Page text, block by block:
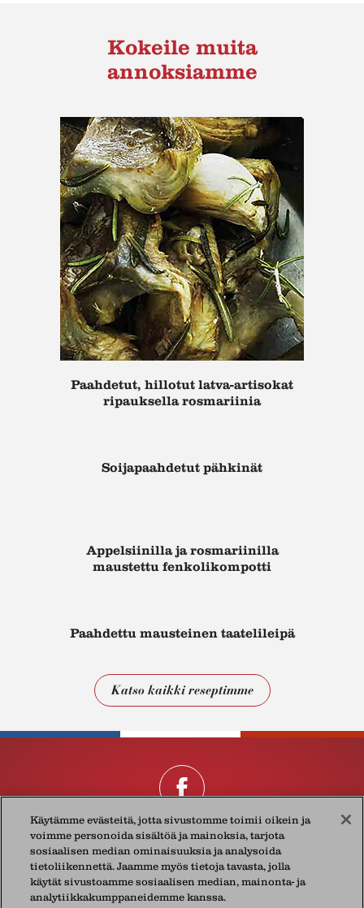
Kokeile muita
annoksiamme
Paahdetut, hillotut latva-artisokat
ripauksella rosmariinia
Soijapaahdetut pähkinät
Appelsiinilla ja rosmariinilla
maustettu fenkolikompotti
Paahdettu mausteinen taatelileipä
Katso kaikki reseptimme
Présidentistä Tietosuojakäytännöistämme Yhteystiedot
© 2026 Lactalis Finland Oy
Käytämme evästeitä, jotta sivustomme toimii oikein ja
voimme personoida sisältöä ja mainoksia, tarjota
sosiaalisen median ominaisuuksia ja analysoida
tietoliikennettä. Jaamme myös tietoja tavasta, jolla
käytät sivustoamme sosiaalisen median, mainonta- ja
analytiikkakumppaneidemme kanssa.